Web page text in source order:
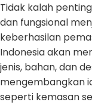
Tidak kalah
dan fungsional
keberhasilan
Indonesia akan
jenis, bahan, dan
mengembangkan
seperti kemasan